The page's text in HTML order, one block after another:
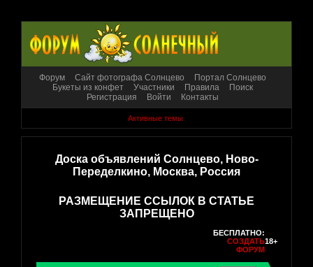
Форум Сайт фотографа Солнцево
Портал Солнцево
Букеты из конфет
Участники Правила
Поиск
Регистрация
Войти Контакты
Активные темы
Доска объявлений Солнцево, Ново-
Переделкино, Москва, Россия
РАЗМЕЩЕНИЕ ССЫЛОК В СТАТЬЕ
ЗАПРЕЩЕНО
БЕСПЛАТНО:
СОЗДАТЬ
ФОРУМ
18+